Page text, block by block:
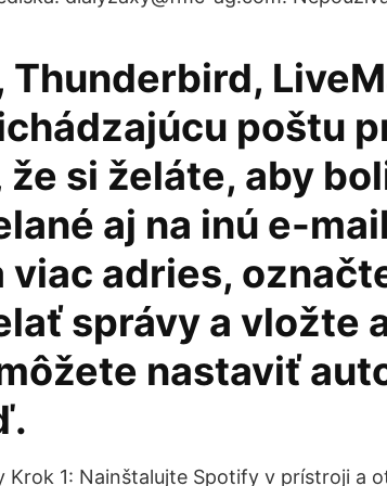
Thunderbird,
poštu
si želáte, aby
aj na inú e-
viac adries,
správy a vložte
nastaviť
Krok 1: Nainštalujte Spotify v prístroji a